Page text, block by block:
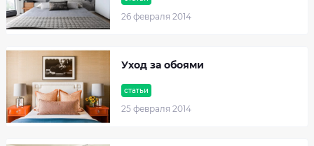
26 февраля 2014
статьи
25 февраля 2014
Уход за обоями